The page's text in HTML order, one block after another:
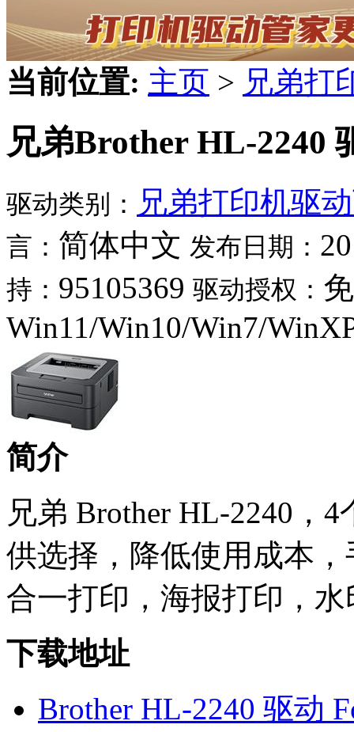
当前位置: 主页 > 兄弟打
兄弟Brother HL-2240
驱动类别： 兄弟打印机驱
言： 简体中文 发布日期：
持： 95105369 驱动授权：
Win11/Win10/Win7/
简介
兄弟 Brother HL-2240，
供选择，降低使用成本
合一打印，海报打印，
下载地址
Brother HL-2240 驱动